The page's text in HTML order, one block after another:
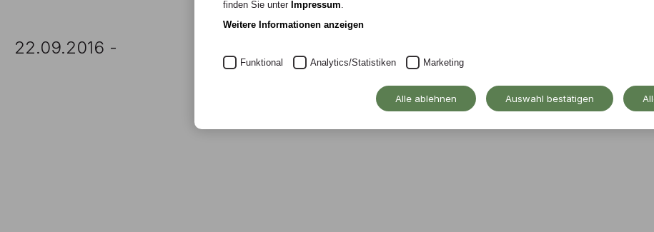
22.09.2016 -
finden Sie unter Impressum.
Weitere Informationen anzeigen
Funktional Analytics/Statistiken Marketing
Alle ablehnen Auswahl bestätigen